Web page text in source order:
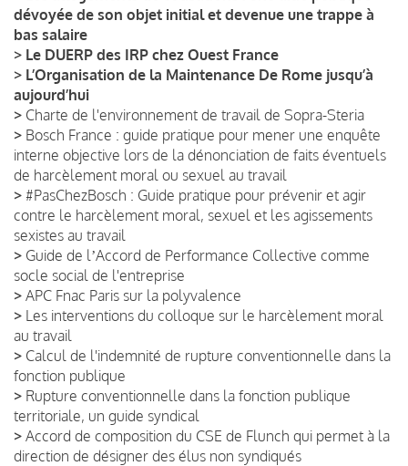
dévoyée de son objet initial et devenue une trappe à
bas salaire
> Le DUERP des IRP chez Ouest France
> L’Organisation de la Maintenance De Rome jusqu’à
aujourd’hui
> Charte de l'environnement de travail de Sopra-Steria
> Bosch France : guide pratique pour mener une enquête
interne objective lors de la dénonciation de faits éventuels
de harcèlement moral ou sexuel au travail
> #PasChezBosch : Guide pratique pour prévenir et agir
contre le harcèlement moral, sexuel et les agissements
sexistes au travail
> Guide de lʼAccord de Performance Collective comme
socle social de l'entreprise
> APC Fnac Paris sur la polyvalence
> Les interventions du colloque sur le harcèlement moral
au travail
> Calcul de l'indemnité de rupture conventionnelle dans la
fonction publique
> Rupture conventionnelle dans la fonction publique
territoriale, un guide syndical
> Accord de composition du CSE de Flunch qui permet à la
direction de désigner des élus non syndiqués